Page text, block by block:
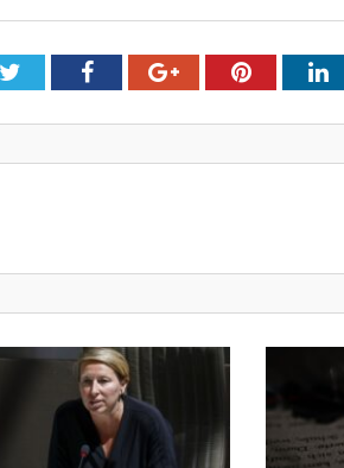
TwitterFacebookGoogle+Pinterest